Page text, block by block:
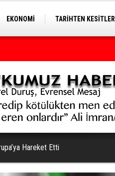
EKONOMİ TARİHTEN KESİTLER
Hareket Etti